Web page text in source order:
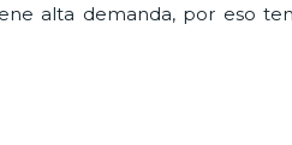
alta demanda, por eso